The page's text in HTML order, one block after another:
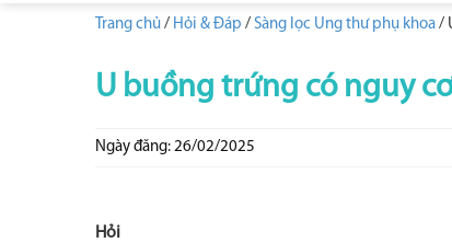
Trang chủ / Hỏi & Đáp / Sàng lọc Ung thư phụ khoa /
U buồng trứng có nguy
Ngày đăng: 26/02/2025
Hỏi